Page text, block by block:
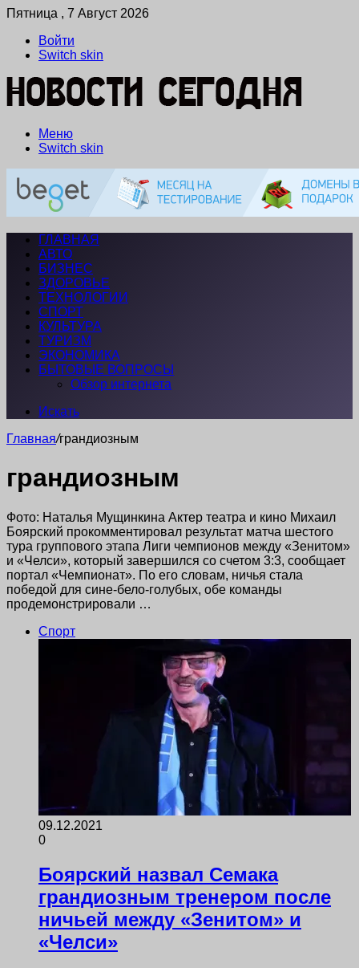
Пятница , 7 Август 2026
Войти
Switch skin
Меню
Switch skin
ГЛАВНАЯ
АВТО
БИЗНЕС
ЗДОРОВЬЕ
ТЕХНОЛОГИИ
СПОРТ
КУЛЬТУРА
ТУРИЗМ
ЭКОНОМИКА
БЫТОВЫЕ ВОПРОСЫ
Обзор интернета
Искать
Главная/грандиозным
грандиозным
Фото: Наталья Мущинкина Актер театра и кино Михаил
Боярский прокомментировал результат матча шестого
тура группового этапа Лиги чемпионов между «Зенитом»
и «Челси», который завершился со счетом 3:3, сообщает
портал «Чемпионат». По его словам, ничья стала
победой для сине-бело-голубых, обе команды
продемонстрировали …
Спорт
09.12.2021
0
Боярский назвал Семака
грандиозным тренером после
ничьей между «Зенитом» и
«Челси»